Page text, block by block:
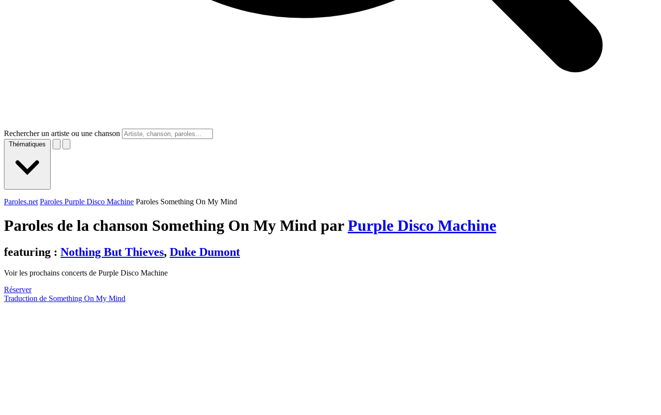
Rechercher un artiste ou une chanson
Thématiques
Paroles.net Paroles Purple Disco Machine Paroles Something On My Mind
Paroles de la chanson Something On My Mind parPurple Disco Machine
featuring : Nothing But Thieves, Duke Dumont
Voir les prochains concerts de Purple Disco Machine
Réserver
Traduction de Something On My Mind